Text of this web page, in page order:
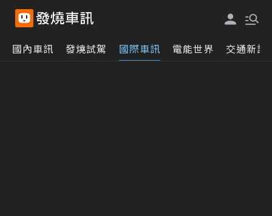
國內車訊 發燒試駕 國際車訊 電能世界 交通新訊